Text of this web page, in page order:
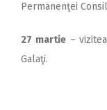
Permanenţei
27 martie–
Galaţi.